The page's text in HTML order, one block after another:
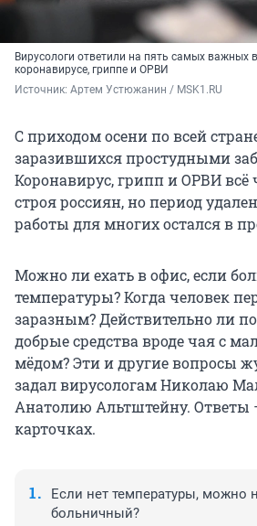
Вирусологи ответили на пять самых важных
коронавирусе, гриппе и ОРВИ
Источник: Артем Устюжанин / MSK1.RU
С приходом осени по всей
заразившихся простудными
Коронавирус, грипп и ОРВИ
строя россиян, но период
работы для многих остался в
Можно ли ехать в офис, если
температуры? Когда человек
заразным? Действительно ли
добрые средства вроде чая с
мёдом? Эти и другие вопросы
задал вирусологам Николаю
Анатолию Альтштейну. Ответы
карточках.
Если нет температуры, можно
больничный?